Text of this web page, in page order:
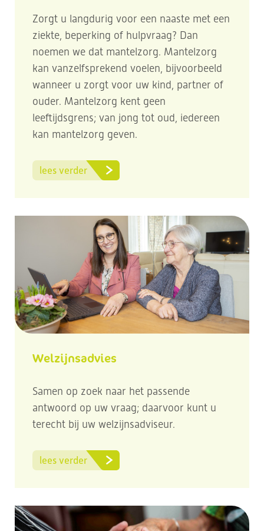
Zorgt u langdurig voor een naaste met een
ziekte, beperking of hulpvraag? Dan
noemen we dat mantelzorg. Mantelzorg
kan vanzelfsprekend voelen, bijvoorbeeld
wanneer u zorgt voor uw kind, partner of
ouder. Mantelzorg kent geen
leeftijdsgrens; van jong tot oud, iedereen
kan mantelzorg geven.
lees verder
Welzijnsadvies
Samen op zoek naar het passende
antwoord op uw vraag; daarvoor kunt u
terecht bij uw welzijnsadviseur.
lees verder